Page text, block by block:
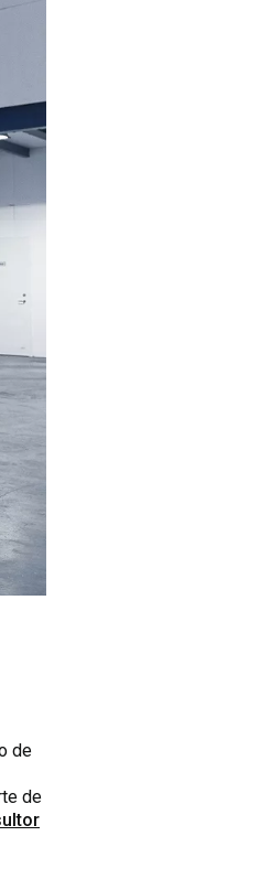
de
de